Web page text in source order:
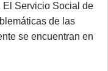
El Servicio Social de
de las
se encuentran en